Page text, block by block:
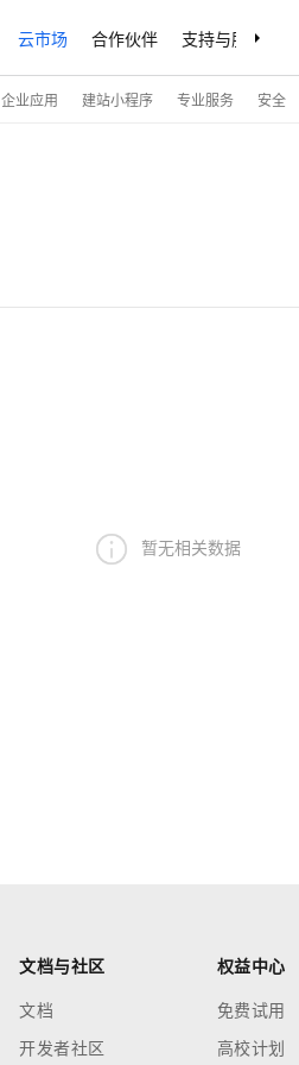
云市场 合作伙伴 支持与服务
企业应用 建站小程序 专业服务 安全
暂无相关数据
文档与社区
文档
开发者社区
权益中心
免费试用
高校计划